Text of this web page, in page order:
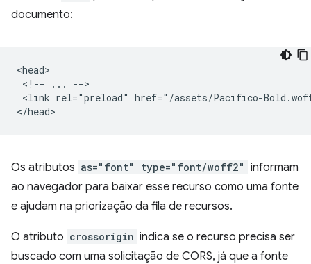
documento:
<head>
<!-- ... -->
<link rel="preload" href="/assets/Pacifico-
Os atributos as="font" type="font/woff2" informam
ao navegador para baixar esse recurso como uma fonte
e ajudam na priorização da fila de recursos.
O atributo crossorigin indica se o recurso precisa ser
buscado com uma solicitação de CORS, já que a fonte